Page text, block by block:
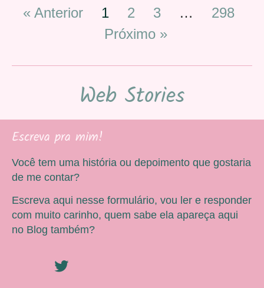
« Anterior 1 2 3 …
298
Próximo »
Web Stories
Escreva pra mim!
Você tem uma história ou depoimento que gostaria
de me contar?
Escreva aqui nesse formulário, vou ler e responder
com muito carinho, quem sabe ela apareça aqui
no Blog também?